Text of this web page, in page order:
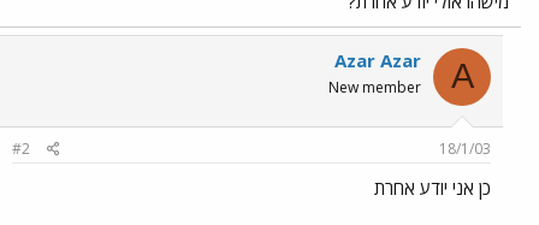
A
Azar Azar
New member
18/1/03
#2
כן אני יודע אחרת